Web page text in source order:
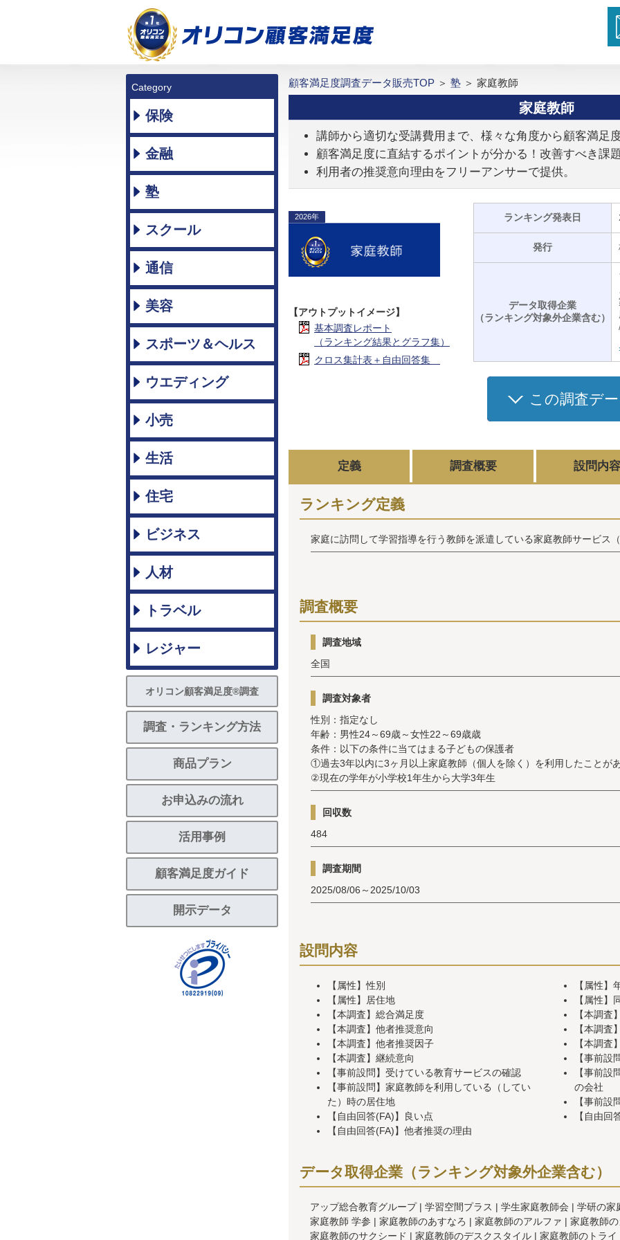
Category
保険
金融
塾
スクール
通信
美容
スポーツ＆ヘルス
ウエディング
小売
生活
住宅
ビジネス
人材
トラベル
レジャー
オリコン顧客満足度®調査
調査・ランキング方法
商品プラン
お申込みの流れ
活用事例
顧客満足度ガイド
開示データ
顧客満足度調査データ販売TOP ＞ 塾 ＞ 家庭教師
家庭教師
講師から適切な受講費用まで、様々な角度から顧客満足
顧客満足度に直結するポイントが分かる！改善すべき課
利用者の推奨意向理由をフリーアンサーで提供。
2026年
【アウトプットイメージ】
基本調査レポート
（ランキング結果とグラフ集）
クロス集計表＋自由回答集
ランキング発表日
発行
データ取得企業
（ランキング対象外企業含む）
この調査デ
定義 調査概要 設問内容
ランキング定義
家庭に訪問して学習指導を行う教師を派遣している家庭教師サービス
調査概要
調査地域
全国
調査対象者
性別：指定なし
年齢：男性24～69歳～女性22～69歳歳
条件：以下の条件に当てはまる子どもの保護者
①過去3年以内に3ヶ月以上家庭教師（個人を除く）を利用したことが
②現在の学年が小学校1年生から大学3年生
回収数
484
調査期間
2025/08/06～2025/10/03
設問内容
【属性】性別
【属性】
【属性】居住地
【属性】
【本調査】総合満足度
【本調査
【本調査】他者推奨意向
【本調査
【本調査】他者推奨因子
【本調査
【本調査】継続意向
【事前設
【事前設問】受けている教育サービスの確認
【事前
の会社
【事前設問】家庭教師を利用している（してい
た）時の居住地
【事前設
【自由回答(FA)】良い点
【自由回
【自由回答(FA)】他者推奨の理由
データ取得企業（ランキング対象外企業含む）
アップ総合教育グループ 学習空間プラス 学生家庭教師会
学研の家
家庭教師 学参
家庭教師のあすなろ 家庭教師のアルファ
家庭教師
家庭教師のサクシード
家庭教師のデスクスタイル
家庭教師のトライ